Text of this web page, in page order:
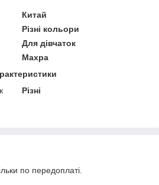
Китай
Різні кольори
Для дівчаток
Махра
Різні
по передоплаті.